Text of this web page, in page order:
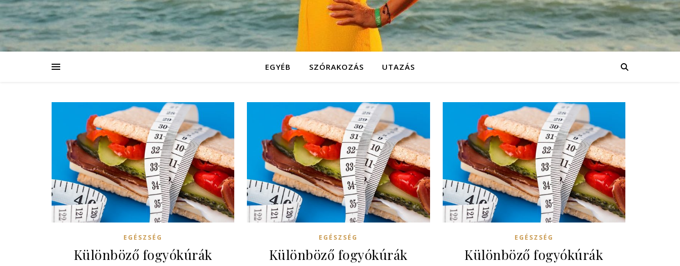
EGYÉB SZÓRAKOZÁS UTAZÁS
EGÉSZSÉG
Különböző fogyókúrák
EGÉSZSÉG
Különböző fogyókúrák
EGÉSZSÉG
Különböző fogyókúrák